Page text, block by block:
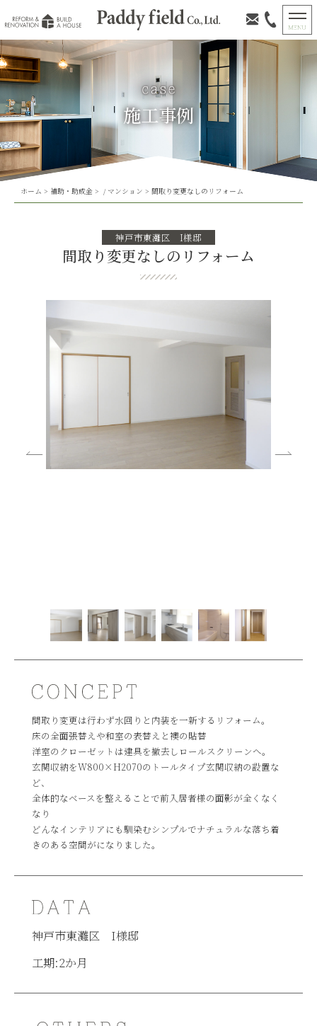
施工事例
ホーム > 補助・助成金> / マンション > 間取り変更なしのリフォーム
神戸市東灘区 I様邸
間取り変更なしのリフォーム
間取り変更は行わず水回りと内装を一新するリフォーム。
床の全面張替えや和室の表替えと襖の貼替
洋室のクローゼットは建具を撤去しロールスクリーンへ。
玄関収納をW800×H2070のトールタイプ玄関収納の設置な
ど、
全体的なベースを整えることで前入居者様の面影が全くなく
なり
どんなインテリアにも馴染むシンプルでナチュラルな落ち着
きのある空間がになりました。
神戸市東灘区 I様邸
工期:2か月